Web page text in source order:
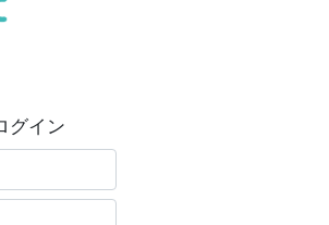
グイン